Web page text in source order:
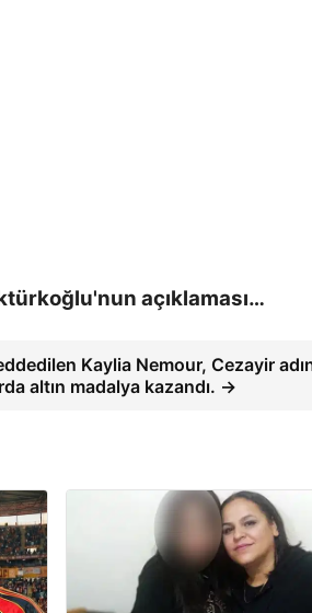
açıklaması…
Kaylia Nemour, Cezayir
altın madalya kazandı. →